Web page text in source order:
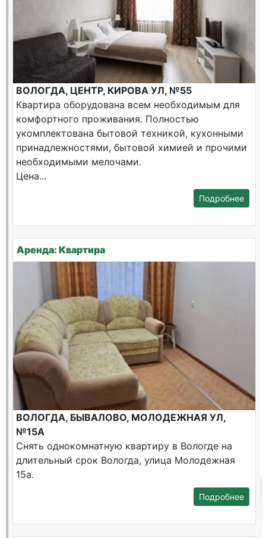
ВОЛОГДА, ЦЕНТР, КИРОВА УЛ, №55
Квартира оборудована всем необходимым для
комфортного проживания. Полностью
укомплектована бытовой техникой, кухонными
принадлежностями, бытовой химией и прочими
необходимыми мелочами.
Цена...
Подробнее
Аренда: Квартира
ВОЛОГДА, БЫВАЛОВО, МОЛОДЕЖНАЯ УЛ,
№15А
Снять однокомнатную квартиру в Вологде на
длительный срок Вологда, улица Молодежная
15а.
Подробнее